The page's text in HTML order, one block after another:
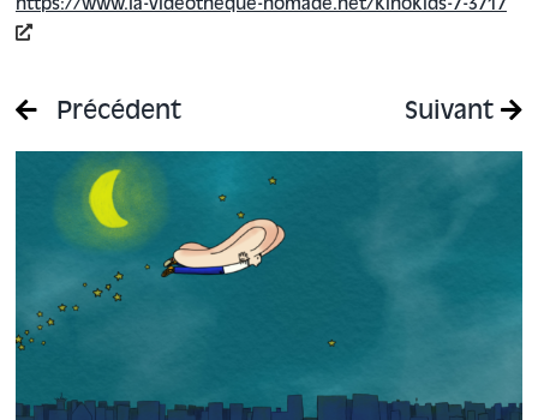
https://www.la-videotheque-nomade.net/KinoKids-7-3717
Précédent Suivant